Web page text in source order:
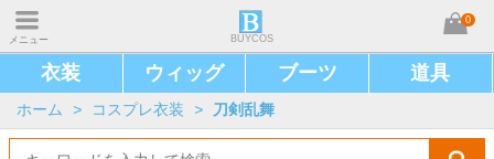
メニュー BUYCOS
0
衣装 ウィッグ ブーツ 道具
ホーム > コスプレ衣装 > 刀剣乱舞